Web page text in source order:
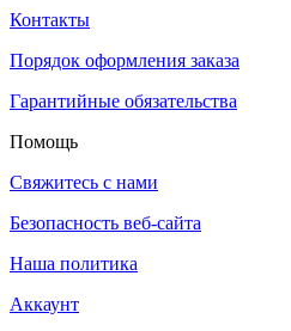
Контакты
Порядок оформления заказа
Гарантийные обязательства
Помощь
Свяжитесь с нами
Безопасность веб-сайта
Наша политика
Аккаунт